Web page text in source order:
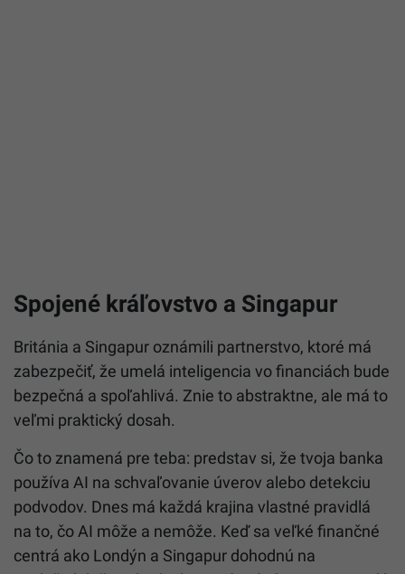
Spojené kráľovstvo a Singapur
Británia a Singapur oznámili partnerstvo, ktoré má
zabezpečiť, že umelá inteligencia vo financiách bude
bezpečná a spoľahlivá. Znie to abstraktne, ale má to
veľmi praktický dosah.
Čo to znamená pre teba: predstav si, že tvoja banka
používa AI na schvaľovanie úverov alebo detekciu
podvodov. Dnes má každá krajina vlastné pravidlá
na to, čo AI môže a nemôže. Keď sa veľké finančné
centrá ako Londýn a Singapur dohodnú na